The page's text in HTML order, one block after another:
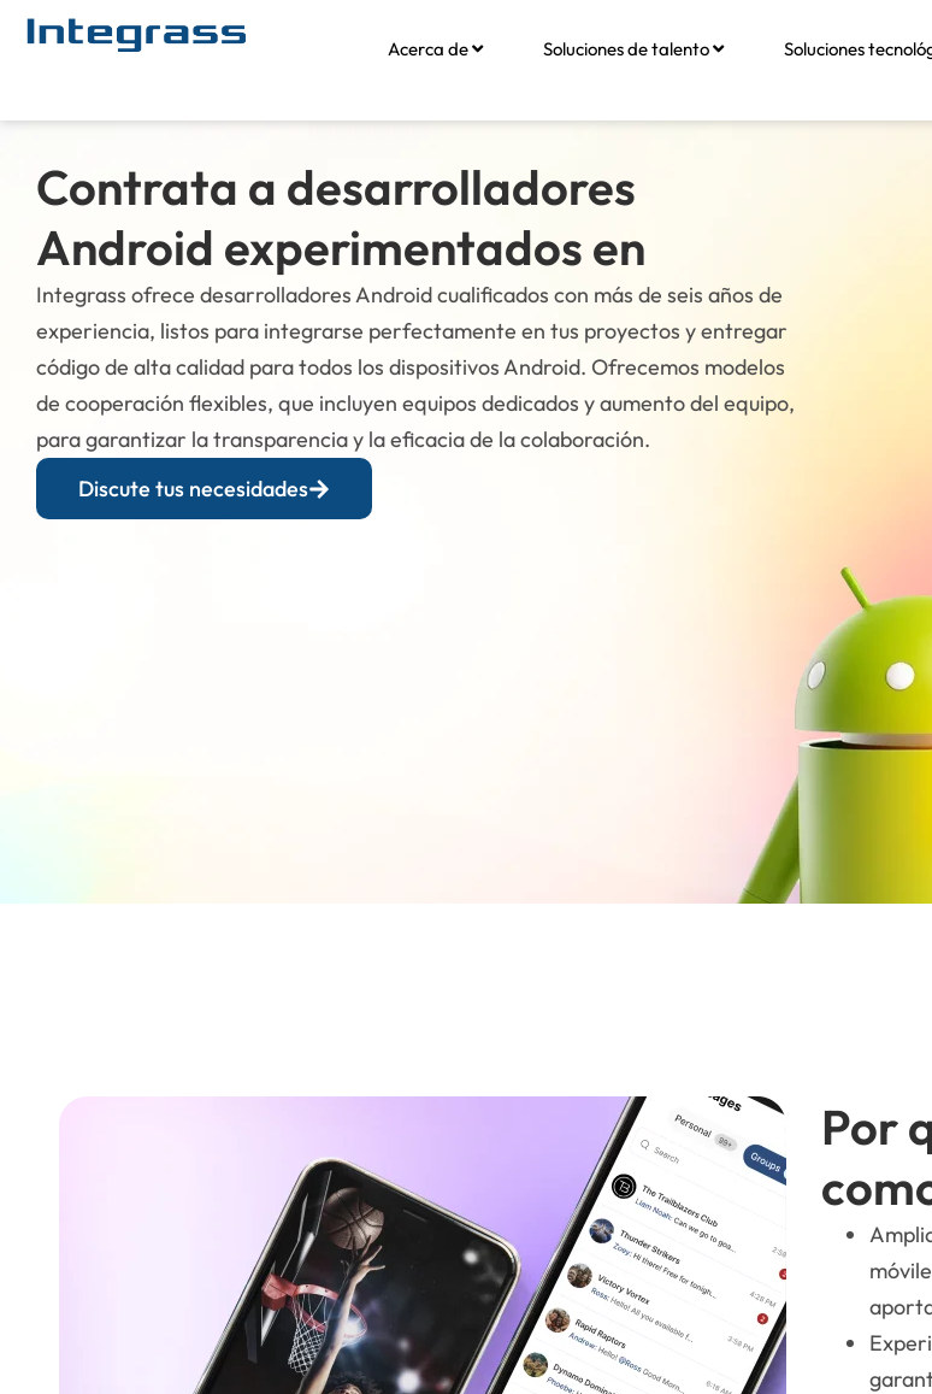
Acerca de Soluciones de talento Soluciones
Contrata a desarrolladores
Android experimentados en
Integrass ofrece desarrolladores Android cualificados con más de seis años de
experiencia, listos para integrarse perfectamente en tus proyectos y entregar
código de alta calidad para todos los dispositivos Android. Ofrecemos modelos
de cooperación flexibles, que incluyen equipos dedicados y aumento del equipo,
para garantizar la transparencia y la eficacia de la colaboración.
Discute tus necesidades
Por